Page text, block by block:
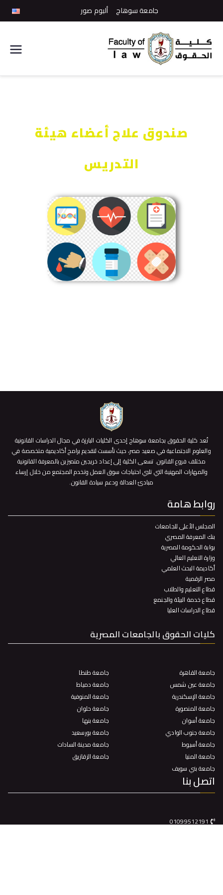
جامعة سوهاج ألبوم صور
الحقوق
صندوق علاج أعضاء هيئة
التدريس
تُعد كلية الحقوق بجامعة سوهاج إحدى الكليات البارزة في مجال الدراسات القانونية
والعلوم الاجتماعية في صعيد مصر، حيث تأسست لتقديم برامج أكاديمية متخصصة في
مختلف فروع القانون. تسعى الكلية إلى إعداد خريجين متميزين بالمعرفة القانونية
والمهارات المهنية التي تلبي احتياجات سوق العمل وتخدم المجتمع من خلال إرساء
مبادئ العدالة ودعم سيادة القانون.
روابط هامة
المجلس الأعلى للجامعات
بنك المعرفة المصري
بوابة الحكومة المصرية
وزارة التعليم العالي
أكاديمة البحث العلمي
مصر الرقمية
قطاع التعليم والطلاب
قطاع خدمة البيئة والجنمع
قطاع الدراسات العليا
كليات الحقوق بالجامعات المصرية
جامعة القاهرة
جامعة عين شمس
جامعة الإسكندرية
جامعة المنصورة
جامعة أسوان
جامعة جنوب الوادي
جامعة أسيوط
جامعة المنيا
جامعة بني سويف
جامعة طنطا
جامعة دمياط
جامعة المنوفية
جامعة حلوان
جامعة بنها
جامعة بورسعيد
جامعة مدينة السادات
جامعة الزقازيق
اتصل بنا
01099512191